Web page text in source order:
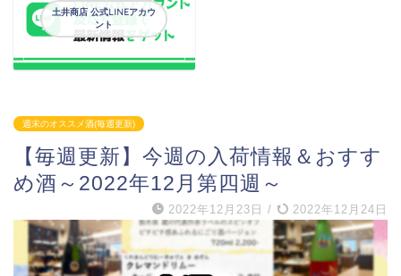
土井商店 公式LINEアカウ
ント
週末のオススメ酒(毎週更新)
【毎週更新】今週の入荷情報＆おすす
め酒～2022年12月第四週～
2022年12月23日 / 2022年12月24日